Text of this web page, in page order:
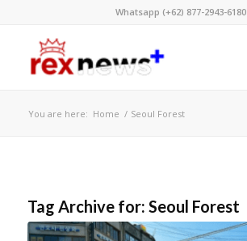
Whatsapp (+62) 877-2943-6180
You are here: Home / Seoul Forest
Tag Archive for: Seoul Forest